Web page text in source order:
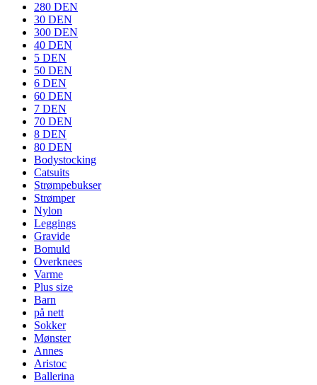
280 DEN
30 DEN
300 DEN
40 DEN
5 DEN
50 DEN
6 DEN
60 DEN
7 DEN
70 DEN
8 DEN
80 DEN
Bodystocking
Catsuits
Strømpebukser
Strømper
Nylon
Leggings
Gravide
Bomuld
Overknees
Varme
Plus size
Barn
på nett
Sokker
Mønster
Annes
Aristoc
Ballerina